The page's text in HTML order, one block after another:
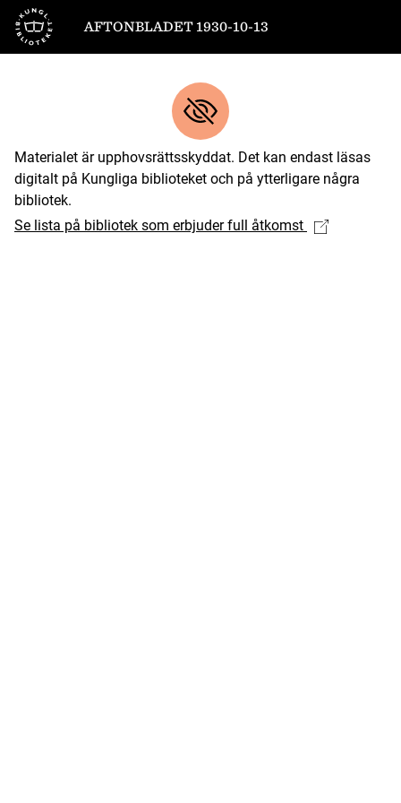
Till startsidan
AFTONBLADET 1930-10-13
Materialet är upphovsrättsskyddat. Det kan endast läsas
digitalt på Kungliga biblioteket och på ytterligare några
bibliotek.
Se lista på bibliotek som erbjuder full åtkomst